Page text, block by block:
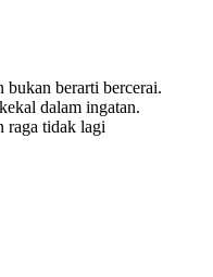
berarti bercerai.
dalam ingatan.
raga tidak lagi